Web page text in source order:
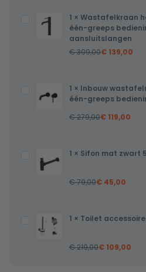
Wastafelkraan
hoge
één-
bediening
aansluitslangen
1 × Wastafelkraan
één-greeps
aansluitslangen
€309,00€ 139,00
Inbouw
wastafelmengkraan
greeps
bediening
1 × Inbouw
één-greeps
€279,00€ 119,00
Sifon
mat
32mm
1 × Sifon mat zwart
€79,00€ 45,00
Toilet
accessoires
1 × Toilet
€219,00€ 109,00